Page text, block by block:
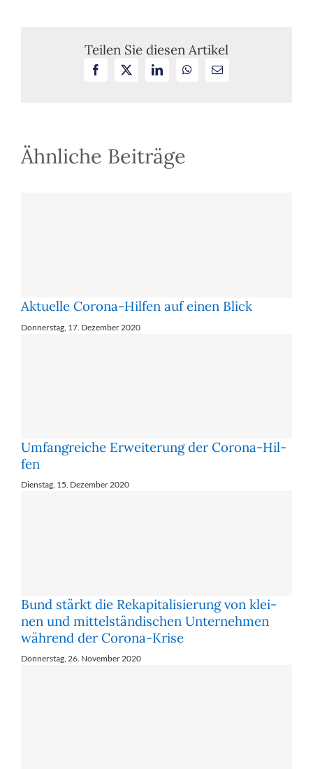
Sanierungserlasses
im
finanzgerichtlichen
Teilen Sie diesen Artikel
Facebook LinkedInWhatsApp
E-
Ähnliche Beiträge
Aktuelle Corona-Hilfen auf einen Blick
Donnerstag, 17. Dezember 2020
Um­fang­rei­che Er­wei­te­rung der Co­ro­na-Hil­
fen
Dienstag, 15. Dezember 2020
Bund stärkt die Re­ka­pi­ta­li­sie­rung von klei­
nen und mit­tel­stän­di­schen Un­ter­neh­men
wäh­rend der Co­ro­na-Kri­se
Donnerstag, 26. November 2020